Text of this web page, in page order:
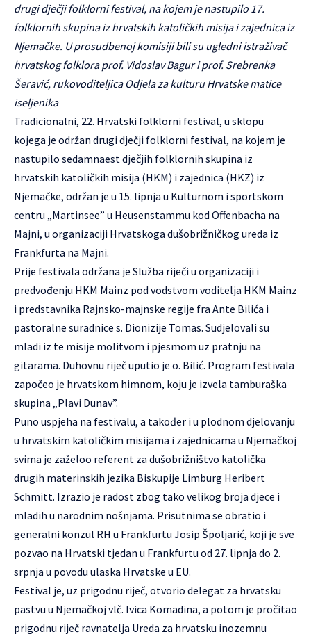
drugi dječji folklorni festival, na kojem je nastupilo 17.
folklornih skupina iz hrvatskih katoličkih misija i zajednica iz
Njemačke. U prosudbenoj komisiji bili su ugledni istraživač
hrvatskog folklora prof. Vidoslav Bagur i prof. Srebrenka
Šeravić, rukovoditeljica Odjela za kulturu Hrvatske matice
iseljenika
Tradicionalni, 22. Hrvatski folklorni festival, u sklopu
kojega je održan drugi dječji folklorni festival, na kojem je
nastupilo sedamnaest dječjih folklornih skupina iz
hrvatskih katoličkih misija (HKM) i zajednica (HKZ) iz
Njemačke, održan je u 15. lipnja u Kulturnom i sportskom
centru „Martinsee” u Heusenstammu kod Offenbacha na
Majni, u organizaciji Hrvatskoga dušobrižničkog ureda iz
Frankfurta na Majni.
Prije festivala održana je Služba riječi u organizaciji i
predvođenju HKM Mainz pod vodstvom voditelja HKM Mainz
i predstavnika Rajnsko-majnske regije fra Ante Bilića i
pastoralne suradnice s. Dionizije Tomas. Sudjelovali su
mladi iz te misije molitvom i pjesmom uz pratnju na
gitarama. Duhovnu riječ uputio je o. Bilić. Program festivala
započeo je hrvatskom himnom, koju je izvela tamburaška
skupina „Plavi Dunav”.
Puno uspjeha na festivalu, a također i u plodnom djelovanju
u hrvatskim katoličkim misijama i zajednicama u Njemačkoj
svima je zaželoo referent za dušobrižništvo katolička
drugih materinskih jezika Biskupije Limburg Heribert
Schmitt. Izrazio je radost zbog tako velikog broja djece i
mladih u narodnim nošnjama. Prisutnima se obratio i
generalni konzul RH u Frankfurtu Josip Špoljarić, koji je sve
pozvao na Hrvatski tjedan u Frankfurtu od 27. lipnja do 2.
srpnja u povodu ulaska Hrvatske u EU.
Festival je, uz prigodnu riječ, otvorio delegat za hrvatsku
pastvu u Njemačkoj vlč. Ivica Komadina, a potom je pročitao
prigodnu riječ ravnatelja Ureda za hrvatsku inozemnu